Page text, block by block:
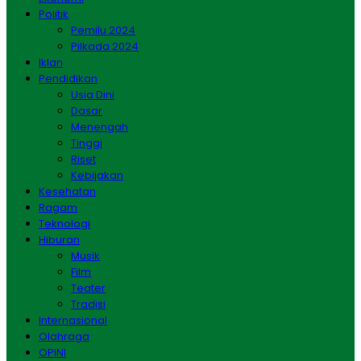
Politik
Pemilu 2024
Pilkada 2024
Iklan
Pendidikan
Usia Dini
Dasar
Menengah
Tinggi
Riset
Kebijakan
Kesehatan
Ragam
Teknologi
Hiburan
Musik
Film
Teater
Tradisi
Internasional
Olahraga
OPINI